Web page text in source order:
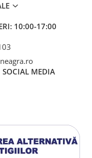
10:00-17:00
SOCIAL MEDIA